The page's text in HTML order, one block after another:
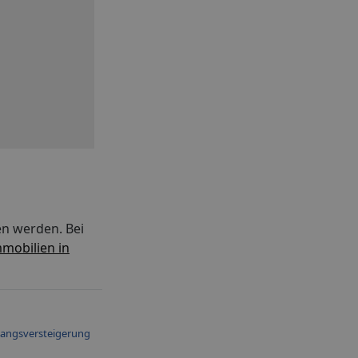
werden. Bei
in